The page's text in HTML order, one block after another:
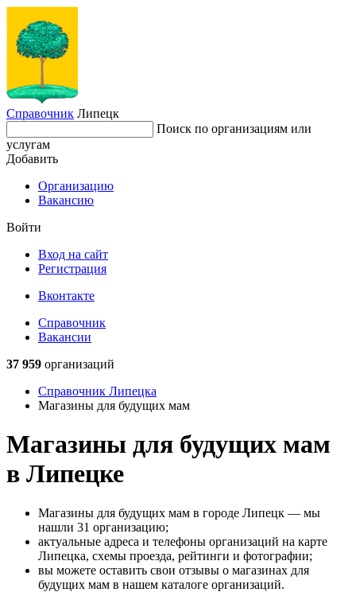
Справочник Липецк
Поиск по организациям или
услугам
Добавить
Организацию
Вакансию
Войти
Вход на сайт
Регистрация
Вконтакте
Справочник
Вакансии
37 959 организаций
Справочник Липецка
Магазины для будущих мам
Магазины для будущих мам
в Липецке
Магазины для будущих мам в городе Липецк — мы
нашли 31 организацию;
актуальные адреса и телефоны организаций на карте
Липецка, схемы проезда, рейтинги и фотографии;
вы можете оставить свои отзывы о магазинах для
будущих мам в нашем каталоге организаций.